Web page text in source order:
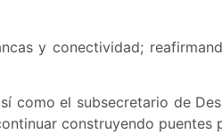
y conectividad;
como el subsecretario de
construyendo puentes